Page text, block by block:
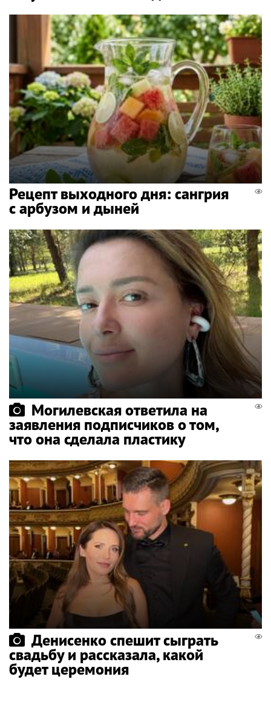
Рецепт выходного дня: сангрия
с арбузом и дыней
Могилевская ответила на
заявления подписчиков о том,
что она сделала пластику
Денисенко спешит сыграть
свадьбу и рассказала, какой
будет церемония